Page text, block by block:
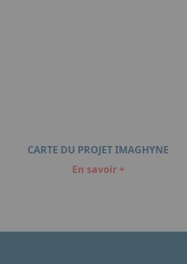
CARTE DU PROJET IMAGHYNE
En savoir +